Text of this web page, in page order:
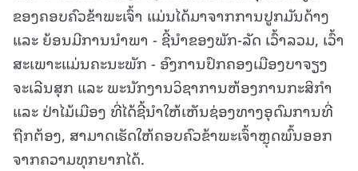
ຂອງຄອບຄົວຂ້າພະເຈົ້າ ແມ່ນໄດ້ມາຈາກການປູກມັນດ້າງ
ແລະ ຍ້ອນມີການນໍາພາ - ຊີ້ນໍາຂອງພັກ-ລັດ ເວົ້າລວມ, ເວົ້າ
ສະເພາະແມ່ນຄະນະພັກ - ອົງການປົກຄອງເມືອງບາຈຽງ
ຈະເລີນສຸກ ແລະ ພະນັກງານວິຊາການຫ້ອງການກະສິກໍາ
ແລະ ປ່າໄມ້ເມືອງ ທີ່ໄດ້ຊີ້ນໍາໃຫ້ເຫັນຊ່ອງທາງອຸດົມການທີ່
ຖືກຕ້ອງ, ສາມາດເຮັດໃຫ້ຄອບຄົວຂ້າພະເຈົ້າຫຼຸດພົ້ນອອກ
ຈາກຄວາມທຸກຍາກໄດ້.